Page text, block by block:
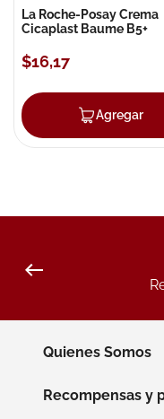
La Roche-Posay Crema
Cicaplast Baume B5+
$16,17
Agregar
Quienes Somos
Recompensas y